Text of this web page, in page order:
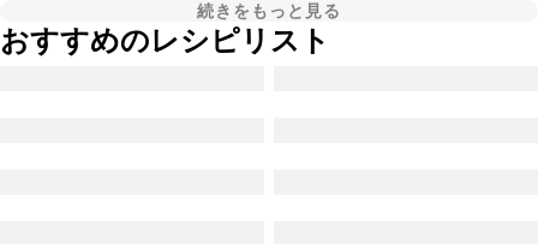
続きをもっと見る
おすすめのレシピリスト